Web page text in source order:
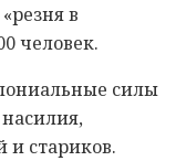
в
человек.
силы
стариков.